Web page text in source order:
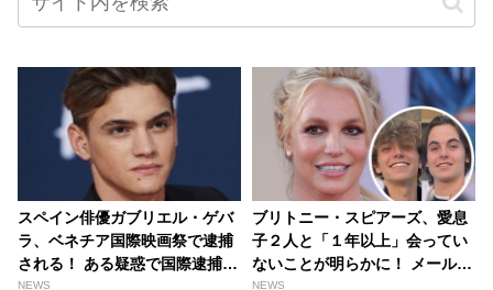
スペイン俳優ガブリエル・ゲバ
ラ、ベネチア国際映画祭で逮捕
される！ ある疑惑で国際逮捕状
NEWS
ブリトニー・スピアーズ、愛息
子２人と「１年以上」会ってい
ないことが明らかに！ メールの
NEWS